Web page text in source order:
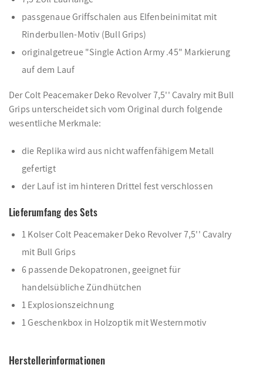
passgenaue Griffschalen aus Elfenbeinimitat mit
Rinderbullen-Motiv (Bull Grips)
originalgetreue "Single Action Army .45" Markierung
auf dem Lauf
Der Colt Peacemaker Deko Revolver 7,5'' Cavalry mit Bull
Grips unterscheidet sich vom Original durch folgende
wesentliche Merkmale:
die Replika wird aus nicht waffenfähigem Metall
gefertigt
der Lauf ist im hinteren Drittel fest verschlossen
Lieferumfang des Sets
1 Kolser Colt Peacemaker Deko Revolver 7,5'' Cavalry
mit Bull Grips
6 passende Dekopatronen, geeignet für
handelsübliche Zündhütchen
1 Explosionszeichnung
1 Geschenkbox in Holzoptik mit Westernmotiv
Herstellerinformationen